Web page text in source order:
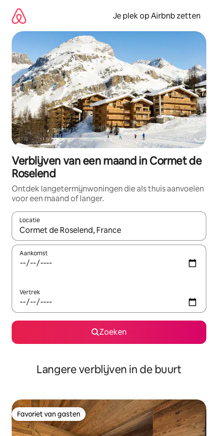
direct
naar
inhoud
Je plek op Airbnb zetten
Verblijven van een maand in Cormet de
Roselend
Ontdek langetermijnwoningen die als thuis aanvoelen
voor een maand of langer.
Locatie
Wanneer er resultaten beschikbaar zijn, maak je een keuze
Aankomst
Vertrek
Zoeken
Langere verblijven in de buurt
Favoriet van gasten
Favoriet van gasten